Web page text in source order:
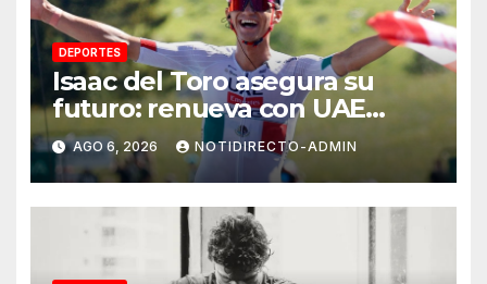
DEPORTES
Isaac del Toro asegura su
futuro: renueva con UAE
Team Emirates hasta 2031
AGO 6, 2026 NOTIDIRECTO-ADMIN